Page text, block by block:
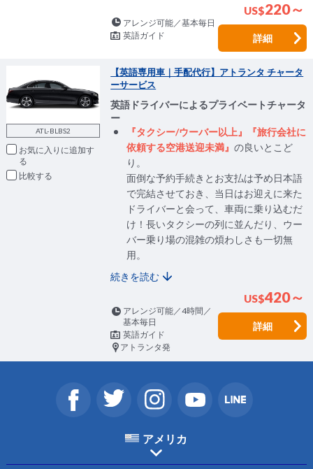
US$220～
アレンジ可能／基本毎日
英語ガイド
詳細
ATL-BLBS2
お気に入りに追加
比較
【英語専用車｜手配代行】アトランタ チャータ
ーサービス
英語ドライバーによるプライベートチャータ
ー
『タクシー/ウーバー以上』『旅行会社に
依頼する空港送迎未満』の良いとこど
り。
面倒な予約手続きとお支払は予め日本語
で完結させておき、当日はお迎えに来た
ドライバーと会って、車両に乗り込むだ
け！長いタクシーの列に並んだり、ウー
バー乗り場の混雑の煩わしさも一切無
用。
続きを読む
US$420～
アレンジ可能／4時間／
基本毎日
英語ガイド
アトランタ発
詳細
アメリカ